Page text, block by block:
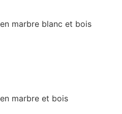
marbre blanc et bois
marbre et bois